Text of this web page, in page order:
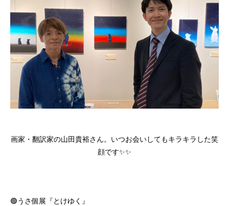
画家・翻訳家の山田貴裕さん。いつお会いしてもキラキラした笑
顔です✨✨
🟢うさ個展『とけゆく』